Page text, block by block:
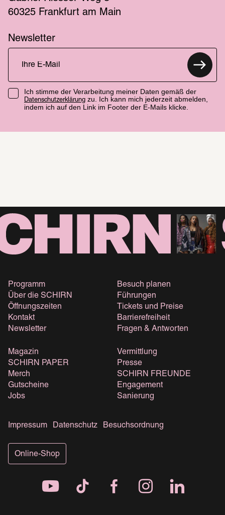
60325 Frankfurt am Main
Newsletter
Ich stimme der Verarbeitung meiner Daten gemäß der
Datenschutzerklärung zu. Ich kann mich jederzeit abmelden,
indem ich auf den Link im Footer der E-Mails klicke.
Programm
Über die SCHIRN
Öffnungszeiten
Kontakt
Newsletter
Besuch planen
Führungen
Tickets und Preise
Barrierefreiheit
Fragen & Antworten
Magazin
SCHIRN PAPER
Merch
Gutscheine
Jobs
Vermittlung
Presse
SCHIRN FREUNDE
Engagement
Sanierung
Impressum Datenschutz Besuchsordnung
Online-Shop